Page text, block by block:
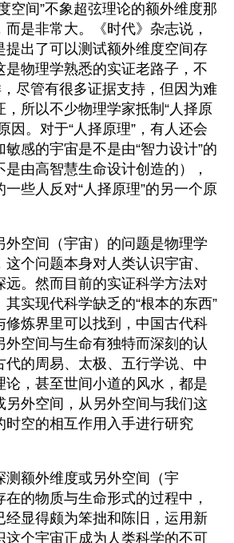
空间”不象超弦理论的额外维度那
是非常大。《时代》杂志说，
提出了可以测试额外维度空间存
是物理学熟悉的实证老路子，不
，尽管有很多证据支持，但因为难
，所以不少物理学家抵制“人择原
因。对于“人择原理”，有人还会
感的宇宙是不是由“智力设计”的
由高智慧生命设计创造的），
些人反对“人择原理”的另一个原
外空间（宇宙）的问题是物理学
个问题本身对人类认识宇宙、
远。然而目前的实证科学方法对
实现代科学缺乏的“根本的东西”
修炼界里可以找到，中国古代科
外空间与生命有独特而深刻的认
代的周易、太极、五行学说、中
论，甚至世间小道的风水，都是
另外空间，从另外空间与我们这
时空的相互作用入手进行研究
测额外维度或另外空间（宇
的物质与生命形式的过程中，
经显得颇为笨拙和陈旧，运用新
这个宇宙正成为人类科学的不可